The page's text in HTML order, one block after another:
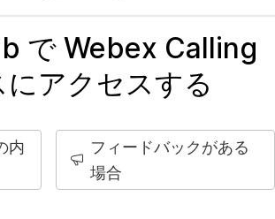
で Webex Calling
アクセスする
内
フィードバックがある
場合